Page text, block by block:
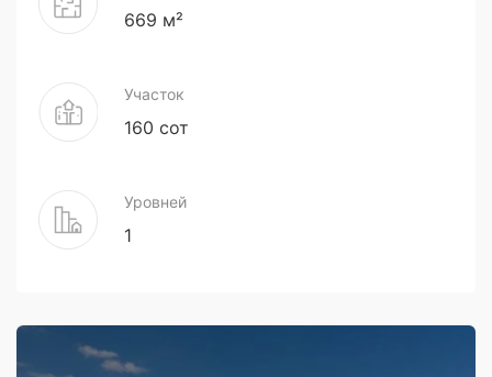
669 м²
Участок
160 сот
Уровней
1